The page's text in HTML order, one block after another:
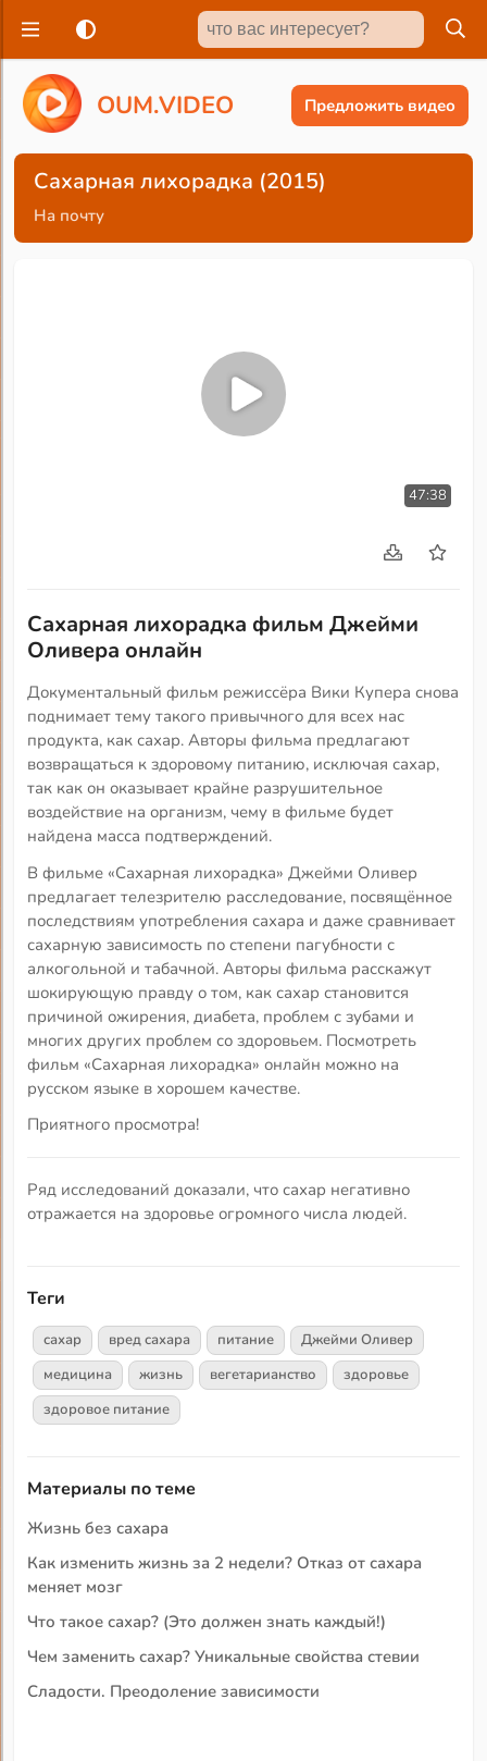
OUM.VIDEO Предложить видео
Сахарная лихорадка (2015)
На почту
47:38
Сахарная лихорадка фильм Джейми
Оливера онлайн
Документальный фильм режиссёра Вики Купера снова
поднимает тему такого привычного для всех нас
продукта, как сахар. Авторы фильма предлагают
возвращаться к здоровому питанию, исключая сахар,
так как он оказывает крайне разрушительное
воздействие на организм, чему в фильме будет
найдена масса подтверждений.
В фильме «Сахарная лихорадка» Джейми Оливер
предлагает телезрителю расследование, посвящённое
последствиям употребления сахара и даже сравнивает
сахарную зависимость по степени пагубности с
алкогольной и табачной. Авторы фильма расскажут
шокирующую правду о том, как сахар становится
причиной ожирения, диабета, проблем с зубами и
многих других проблем со здоровьем. Посмотреть
фильм «Сахарная лихорадка» онлайн можно на
русском языке в хорошем качестве.
Приятного просмотра!
Ряд исследований доказали, что сахар негативно
отражается на здоровье огромного числа людей.
Теги
сахар вред сахара питание
Джейми Оливер
медицина
жизнь вегетарианство
здоровье
здоровое питание
Материалы по теме
Жизнь без сахара
Как изменить жизнь за 2 недели? Отказ от сахара
меняет мозг
Что такое сахар? (Это должен знать каждый!)
Чем заменить сахар? Уникальные свойства стевии
Сладости. Преодоление зависимости